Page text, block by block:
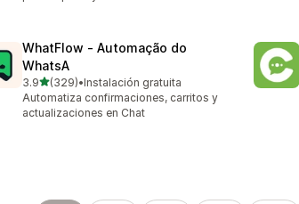
WhatFlow ‑ Automação do
WhatsA
3.9de 5 estrellas
(329)
329 reseñas en total
•Instalación gratuita
Automatiza confirmaciones, carritos y
actualizaciones en Chat